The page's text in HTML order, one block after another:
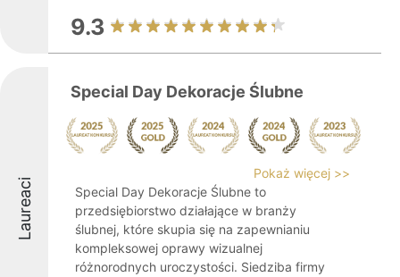
9.3
Laureaci
Special Day Dekoracje Ślubne
Pokaż więcej >>
Special Day Dekoracje Ślubne to
przedsiębiorstwo działające w branży
ślubnej, które skupia się na zapewnianiu
kompleksowej oprawy wizualnej
różnorodnych uroczystości. Siedziba firmy